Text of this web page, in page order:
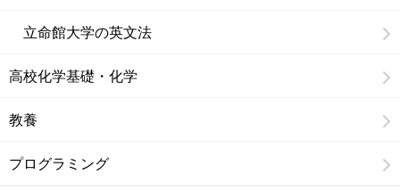
立命館大学の英文法
高校化学基礎・化学
教養
プログラミング